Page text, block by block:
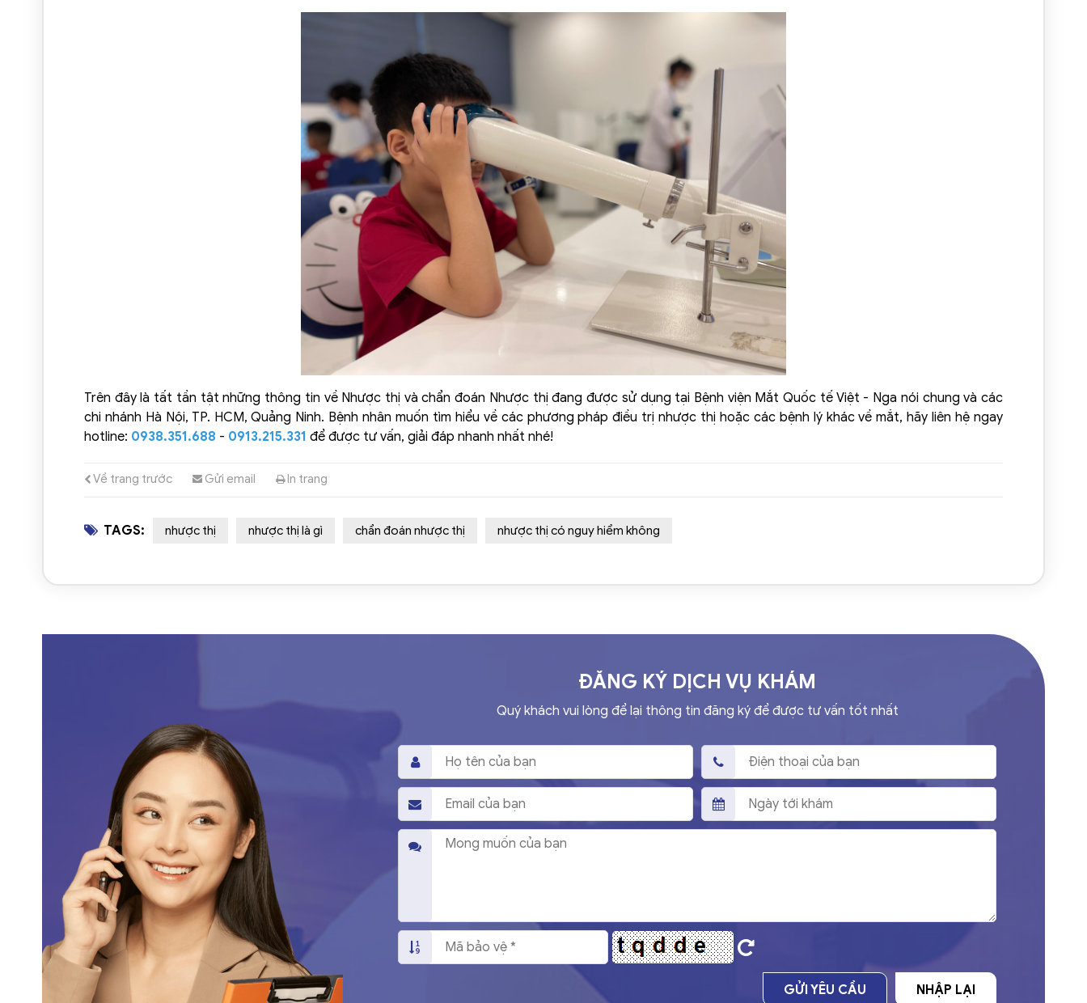
Trên đây là tất tần tật những thông tin về Nhược thị và chẩn đoán Nhược thị đang được sử dụng tại Bệnh viện Mắt Quốc tế Việt - Nga nói chung và các
chi nhánh Hà Nội, TP. HCM, Quảng Ninh. Bệnh nhân muốn tìm hiểu về các phương pháp điều trị nhược thị hoặc các bệnh lý khác về mắt, hãy liên hệ ngay
hotline: 0938.351.688 - 0913.215.331 để được tư vấn, giải đáp nhanh nhất nhé!
Về trang trước Gửi email In trang
TAGS: nhược thị nhược thị là gì chẩn đoán nhược thị nhược thị có nguy hiểm không
ĐĂNG KÝ DỊCH VỤ KHÁM
Quý khách vui lòng để lại thông tin đăng ký để được tư vấn tốt nhất
GỬI YÊU CẦU NHẬP LẠI